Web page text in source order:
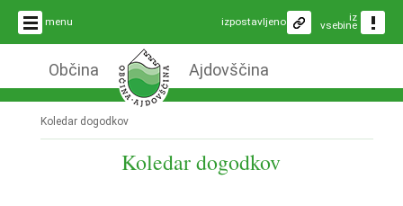
menu iz
vsebine
izpostavljeno
Občina Ajdovščina
Koledar dogodkov
Koledar dogodkov